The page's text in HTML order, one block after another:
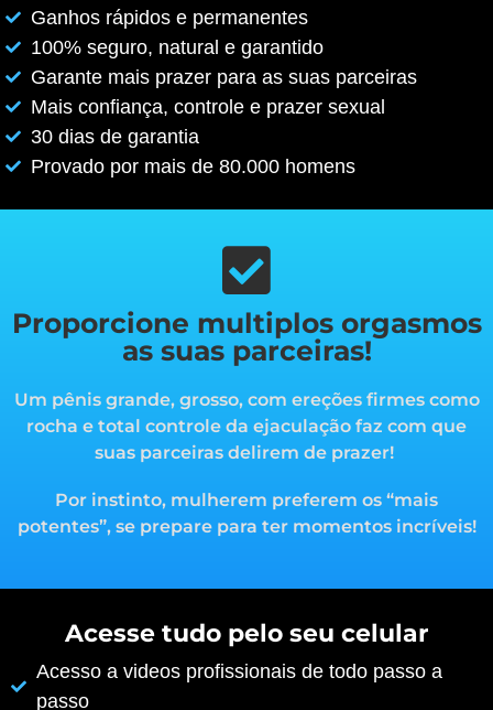
Ganhos rápidos e permanentes
100% seguro, natural e garantido
Garante mais prazer para as suas parceiras
Mais confiança, controle e prazer sexual
30 dias de garantia
Provado por mais de 80.000 homens
Proporcione multiplos orgasmos
as suas parceiras!
Um pênis grande, grosso, com ereções firmes como
rocha e total controle da ejaculação faz com que
suas parceiras delirem de prazer!
Por instinto, mulherem preferem os “mais
potentes”, se prepare para ter momentos incríveis!
Acesse tudo pelo seu celular
Acesso a videos profissionais de todo passo a
passo